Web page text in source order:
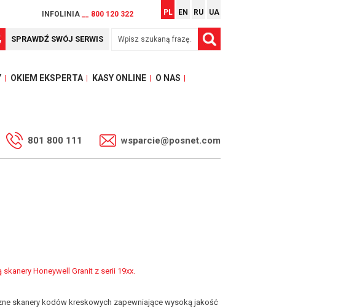
INFOLINIA __ 800 120 322 PL EN RU UA
SPRAWDŹ SWÓJ SERWIS
OKIEM EKSPERTA KASY ONLINE O NAS
801 800 111 wsparcie@posnet.com
Honeywell Granit z serii 19xx.
skanery kodów kreskowych zapewniające wysoką jakość